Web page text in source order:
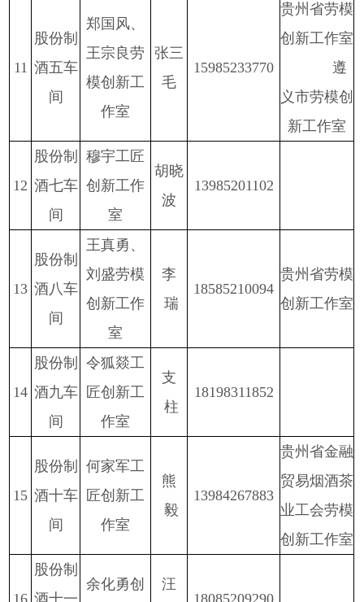
11
股份制
酒五车
间
郑国风、
王宗良劳
模创新工
作室
张三
毛
15985233770
贵州省劳模
创新工作室
遵
义市劳模创
新工作室
12
股份制
酒七车
间
穆宇工匠
创新工作
室
胡晓
波
13985201102
13
股份制
酒八车
间
王真勇、
刘盛劳模
创新工作
室
李
瑞
18585210094
贵州省劳模
创新工作室
14
股份制
酒九车
间
令狐燚工
匠创新工
作室
支
柱
18198311852
15
股份制
酒十车
间
何家军工
匠创新工
作室
熊
毅
13984267883
贵州省金融
贸易烟酒茶
业工会劳模
创新工作室
股份制
余化勇创
汪